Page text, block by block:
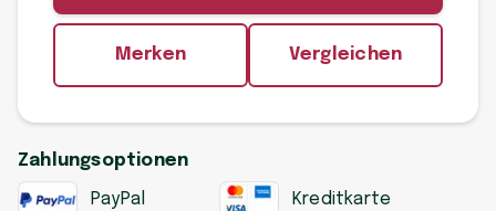
Merken Vergleichen
Zahlungsoptionen
PayPal Kreditkarte